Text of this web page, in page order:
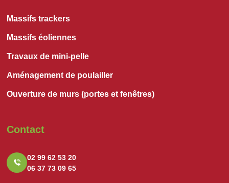
Massifs trackers
Massifs éoliennes
Travaux de mini-pelle
Aménagement de poulailler
Ouverture de murs (portes et fenêtres)
Contact
02 99 62 53 20
06 37 73 09 65